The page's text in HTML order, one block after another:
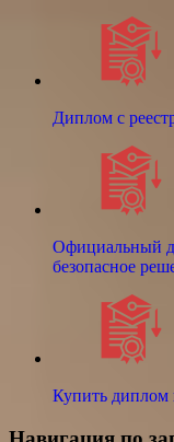
Диплом с
Официальный
безопасное
Купить диплом